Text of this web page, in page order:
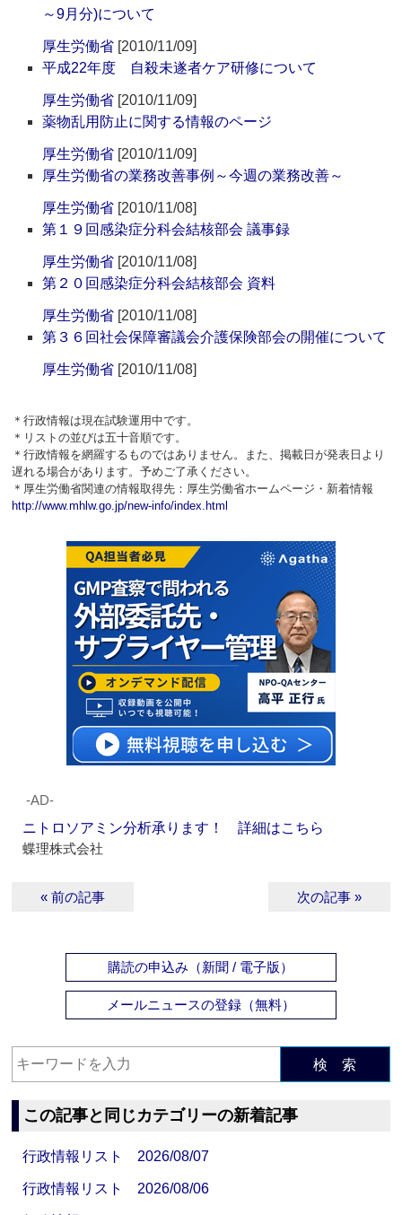
～9月分)について
厚生労働省 [2010/11/09]
平成22年度 自殺未遂者ケア研修について
厚生労働省 [2010/11/09]
薬物乱用防止に関する情報のページ
厚生労働省 [2010/11/09]
厚生労働省の業務改善事例～今週の業務改善～
厚生労働省 [2010/11/08]
第１９回感染症分科会結核部会 議事録
厚生労働省 [2010/11/08]
第２０回感染症分科会結核部会 資料
厚生労働省 [2010/11/08]
第３６回社会保障審議会介護保険部会の開催について
厚生労働省 [2010/11/08]
＊行政情報は現在試験運用中です。
＊リストの並びは五十音順です。
＊行政情報を網羅するものではありません。また、掲載日が発表日より
遅れる場合があります。予めご了承ください。
＊厚生労働省関連の情報取得先：厚生労働省ホームページ・新着情報
http://www.mhlw.go.jp/new-info/index.html
‐AD‐
ニトロソアミン分析承ります！ 詳細はこちら
蝶理株式会社
« 前の記事 次の記事 »
購読の申込み（新聞 / 電子版）
メールニュースの登録（無料）
検 索
この記事と同じカテゴリーの新着記事
行政情報リスト 2026/08/07
行政情報リスト 2026/08/06